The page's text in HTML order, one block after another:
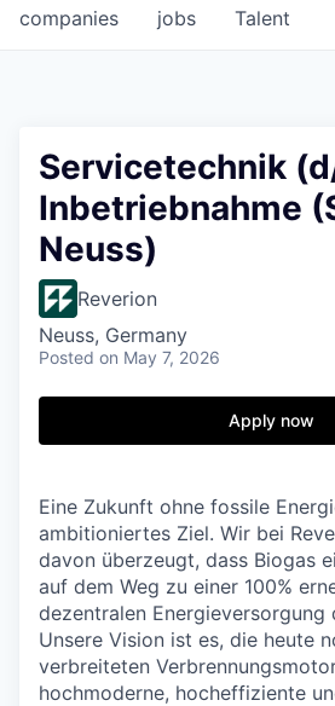
jobs
companies Talent
Servicetechnik
Inbetriebnahme
Neuss)
Reverion
Neuss, Germany
Posted on May 7, 2026
Apply now
Eine Zukunft ohne fossile
ambitioniertes Ziel. Wir bei
davon überzeugt, dass Biogas
auf dem Weg zu einer 100%
dezentralen Energieversorgung
Unsere Vision ist es, die heute
verbreiteten
hochmoderne, hocheffiziente